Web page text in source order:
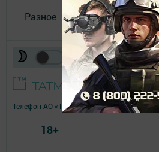
Разное
Телефон АО «ТАТМЕДИА»:(843) 222 09 84
18+